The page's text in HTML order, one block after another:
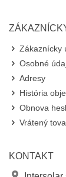
Zákaznícky
Osobné
Adresy
História
Obnova
Vrátený
KONTAKT